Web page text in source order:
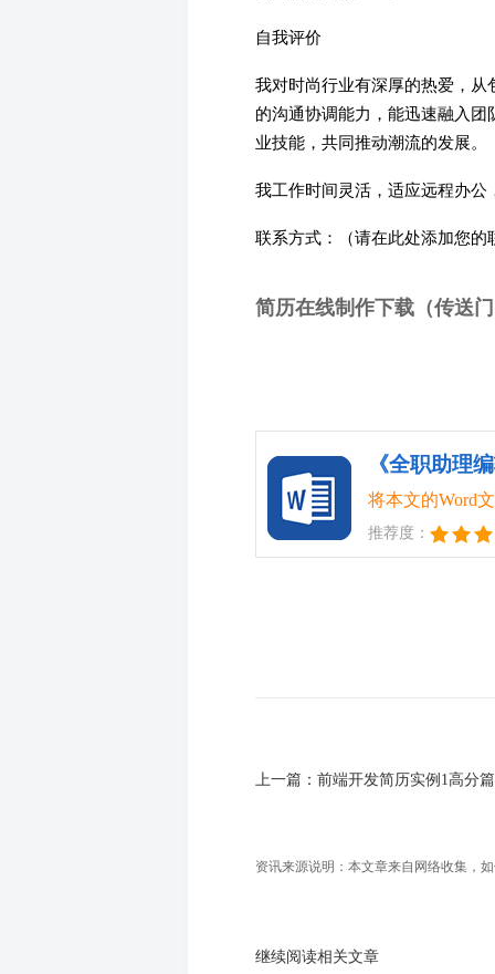
自我评价
我对时尚行业有深厚的热爱，
的沟通协调能力，能迅速融入
业技能，共同推动潮流的发展。
我工作时间灵活，适应远程办
联系方式：（请在此处添加您的
简历在线制作下载（传送
《全职助理
将本文的Word
推荐度：
上一篇： 前端开发简历实例1高分篇
资讯来源说明：本文章来自网络收集，
继续阅读相关文章